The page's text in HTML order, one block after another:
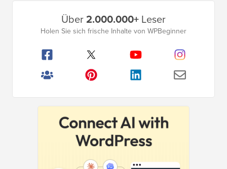
Seitenleistenmenü
Über2.000.000+ Leser
Holen Sie sich frische Inhalte von WPBeginner